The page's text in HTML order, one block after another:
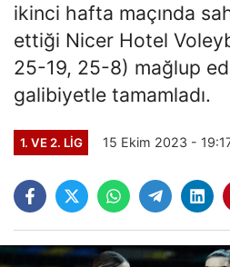
ikinci hafta maçında
ettiği Nicer Hotel
25-19, 25-8) mağlup
galibiyetle tamamladı.
1. VE 2. LIG 15 Ekim 2023 -